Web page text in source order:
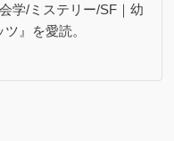
学/ミステリー/SF｜幼
』を愛読。